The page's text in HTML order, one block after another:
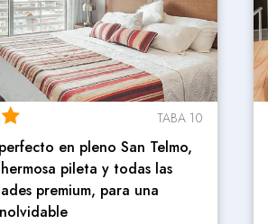
TABA 1
en el centro de la
para estadía laboral /
cochera